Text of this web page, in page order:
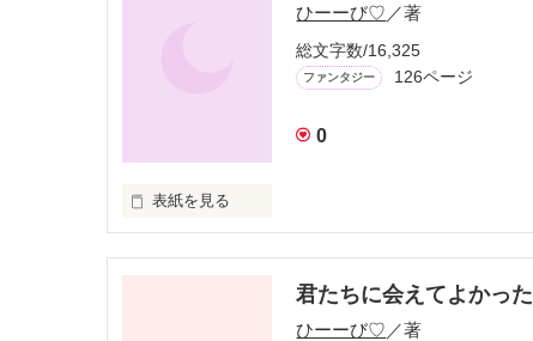
ひーーび♡ ／著
総文字数/16,325
ファンタジー 126ページ
0
表紙を見る
君たちに会えてよかった
ひーーび♡ ／著